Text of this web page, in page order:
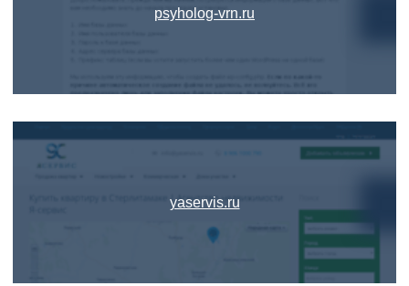
psyholog-vrn.ru
yaservis.ru